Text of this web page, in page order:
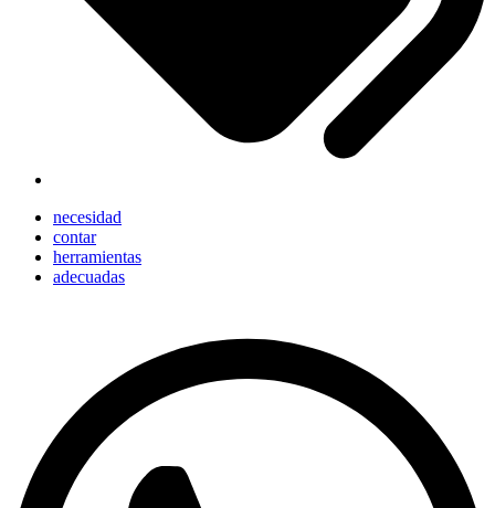
necesidad
contar
herramientas
adecuadas